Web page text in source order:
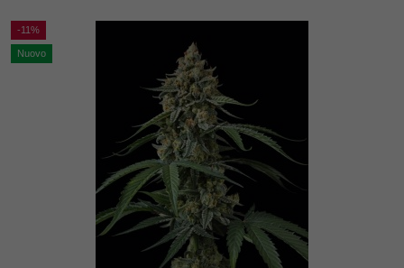
-11%
Nuovo